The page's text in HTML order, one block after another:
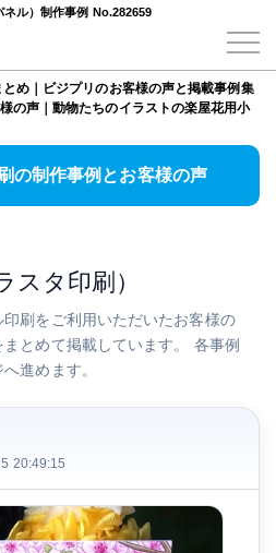
ル）制作事例 No.282659
め｜ビジプリのお客様の声と掲載事例集
の声｜動物たちのイラストの楽屋花用小
の制作事例とお客様の声
スタ印刷）
刷をご利用いただいたお客様の
とめて掲載しています。 各事例
進めます。
20:49:15